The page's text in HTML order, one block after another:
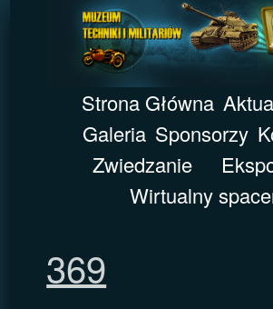
Strona Główna
Galeria Sponsorzy
Zwiedzanie
Wirtualny
369